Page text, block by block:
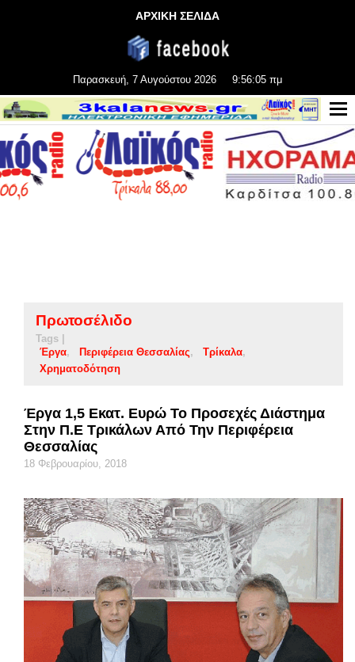
ΑΡΧΙΚΗ ΣΕΛΙΔΑ
Παρασκευή, 7 Αυγούστου 2026 9:56:05 πμ
Πρωτοσέλιδο
Tags |
Έργα
Περιφέρεια Θεσσαλίας
Τρίκαλα
Χρηματοδότηση
Έργα 1,5 Εκατ. Ευρώ Το Προσεχές Διάστημα
Στην Π.Ε Τρικάλων Από Την Περιφέρεια
Θεσσαλίας
18 Φεβρουαρίου, 2018